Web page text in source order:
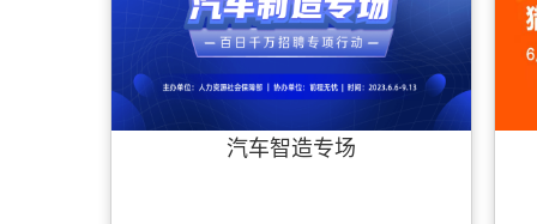
汽车智造专场